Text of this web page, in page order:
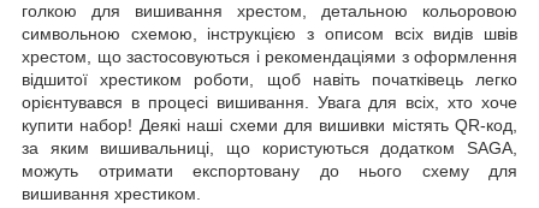
голкою для вишивання хрестом, детальною кольоровою
символьною схемою, інструкцією з описом всіх видів швів
хрестом, що застосовуються і рекомендаціями з оформлення
відшитої хрестиком роботи, щоб навіть початківець легко
орієнтувався в процесі вишивання. Увага для всіх, хто хоче
купити набор! Деякі наші схеми для вишивки містять QR-код,
за яким вишивальниці, що користуються додатком SAGA,
можуть отримати експортовану до нього схему для
вишивання хрестиком.